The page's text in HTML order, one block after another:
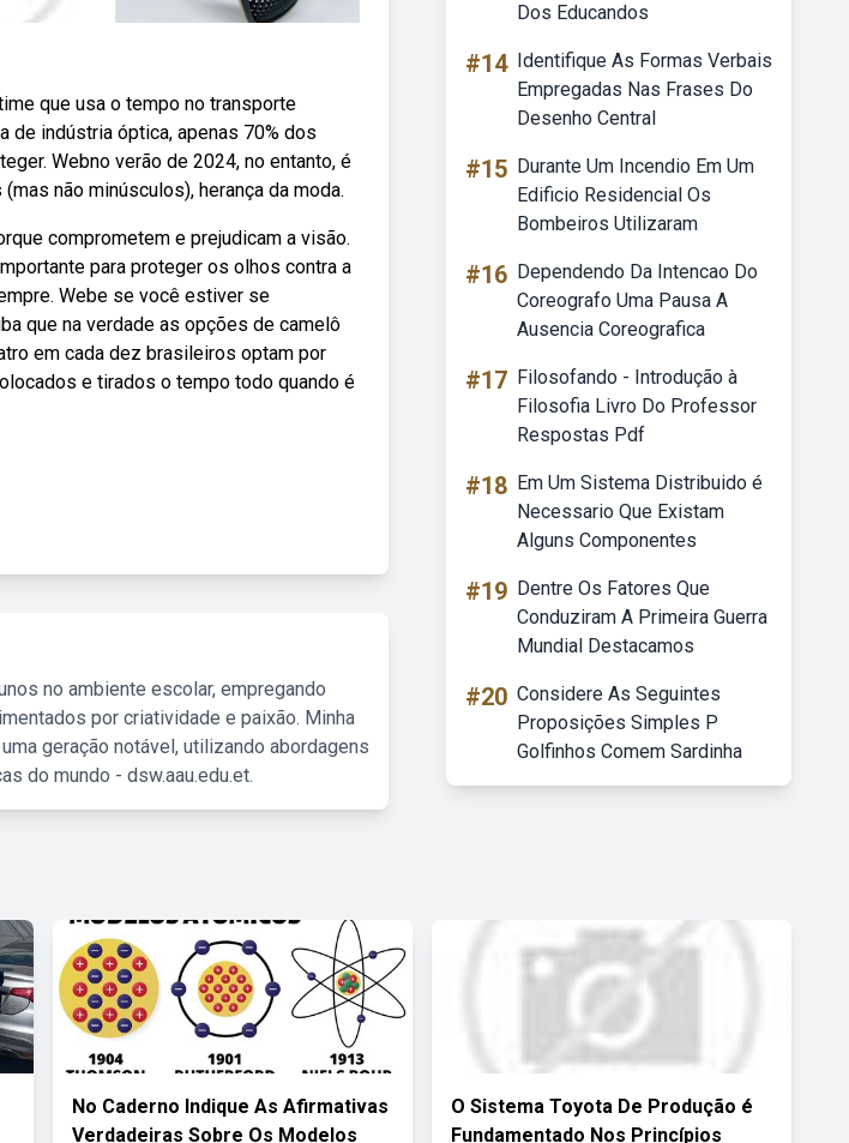
que usa o tempo no transporte
de indústria óptica, apenas 70% dos
Webno verão de 2024, no entanto, é
não minúsculos), herança da moda.
comprometem e prejudicam a visão.
para proteger os olhos contra a
Webe se você estiver se
que na verdade as opções de camelô
em cada dez brasileiros optam por
e tirados o tempo todo quando é
no ambiente escolar, empregando
por criatividade e paixão. Minha
geração notável, utilizando abordagens
do mundo - dsw.aau.edu.et.
Dos Educandos
#14 Identifique As Formas Verbais
Empregadas Nas Frases Do
Desenho Central
#15 Durante Um Incendio Em Um
Edificio Residencial Os
Bombeiros Utilizaram
#16 Dependendo Da Intencao Do
Coreografo Uma Pausa A
Ausencia Coreografica
#17 Filosofando - Introdução à
Filosofia Livro Do Professor
Respostas Pdf
#18 Em Um Sistema Distribuido é
Necessario Que Existam
Alguns Componentes
#19 Dentre Os Fatores Que
Conduziram A Primeira Guerra
Mundial Destacamos
#20 Considere As Seguintes
Proposições Simples P
Golfinhos Comem Sardinha
No Caderno Indique As Afirmativas
Verdadeiras Sobre Os Modelos
O Sistema Toyota De Produção é
Fundamentado Nos Princípios